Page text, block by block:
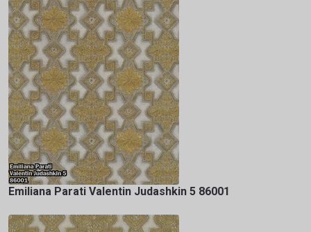
Emiliana Parati Valentin Judashkin 5 86001